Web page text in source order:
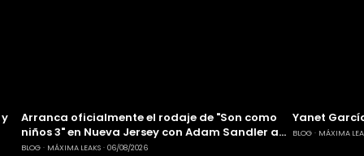
Arranca oficialmente el rodaje de "Son como
niños 3" en Nueva Jersey con Adam Sandler a
la cabeza
BLOG MÁXIMA LEAKS 06/08/2026
Yanet
BLOG MÁXIMA